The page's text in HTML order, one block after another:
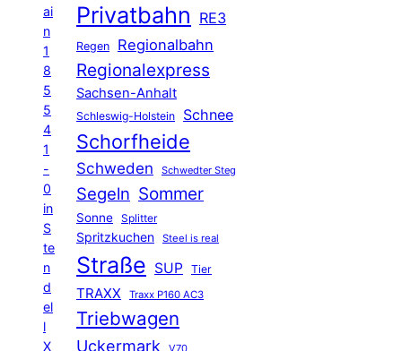
ai
n
1
8
5
5
4
1
-
0
in
S
te
n
d
el
l
X
Privatbahn RE3
Regen Regionalbahn
Regionalexpress
Sachsen-Anhalt
Schleswig-Holstein Schnee
Schorfheide
Schweden Schwedter Steg
Segeln Sommer
Sonne Splitter
Spritzkuchen Steel is real
Straße SUP Tier
TRAXX Traxx P160 AC3
Triebwagen
Uckermark